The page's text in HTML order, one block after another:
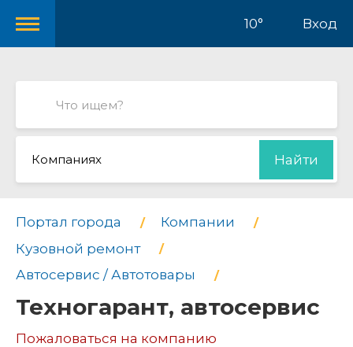
10° Вход
Компаниях Найти
Портал города
Компании
Кузовной ремонт
Автосервис / Автотовары
Техногарант, автосервис
Пожаловаться на компанию